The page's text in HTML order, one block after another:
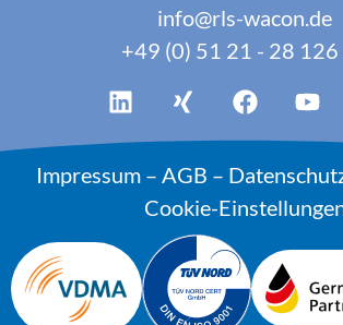
info@rls-wacon.de
+49 (0) 51 21 - 28 126
Impressum– AGB –
Cookie-